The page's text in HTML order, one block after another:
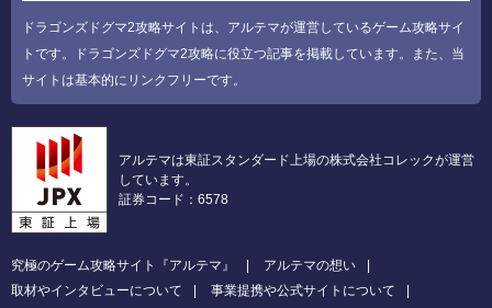
ドラゴンズドグマ2攻略サイトは、アルテマが運営しているゲーム攻略サイ
トです。ドラゴンズドグマ2攻略に役立つ記事を掲載しています。また、当
サイトは基本的にリンクフリーです。
アルテマは東証スタンダード上場の株式会社コレックが運営
しています。
証券コード：6578
究極のゲーム攻略サイト『アルテマ』
アルテマの想い
取材やインタビューについて
事業提携や公式サイトについて